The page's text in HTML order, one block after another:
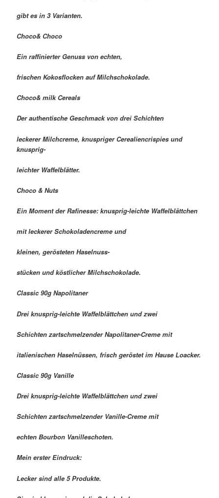
gibt es in 3 Varianten.
Choco& Choco
Ein raffinierter Genuss von echten,
frischen Kokosflocken auf Milchschokolade.
Choco& milk Cereals
Der authentische Geschmack von drei Schichten
leckerer Milchcreme, knuspriger Cerealiencrispies und
knusprig-
leichter Waffelblätter.
Choco & Nuts
Ein Moment der Rafinesse: knusprig-leichte Waffelblättchen
mit leckerer Schokoladencreme und
kleinen, gerösteten Haselnuss-
stücken und köstlicher Milchschokolade.
Classic 90g Napolitaner
Drei knusprig-leichte Waffelblättchen und zwei
Schichten zartschmelzender Napolitaner-Creme mit
italienischen Haselnüssen, frisch geröstet im Hause Loacker.
Classic 90g Vanille
Drei knusprig-leichte Waffelblättchen und zwei
Schichten zartschmelzender Vanille-Creme mit
echten Bourbon Vanilleschoten.
Mein erster Eindruck:
Lecker sind alle 5 Produkte.